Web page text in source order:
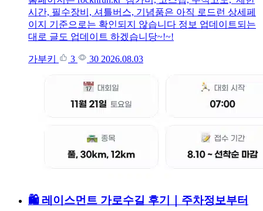
시간, 필수장비, 셔틀버스, 기념품은 아직 로드런 상세페
이지 기준으로는 확인되지 않습니다 정보 업데이트되는
대로 글도 업데이트 하겠습니당~!~!
가부키 3 30 2026.08.03
🛍 레이스먼트 가로수길 후기｜주차정보부터